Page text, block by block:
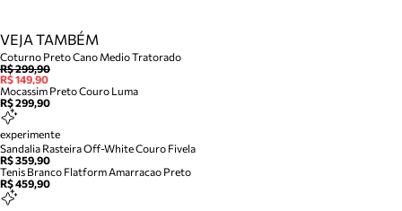
VEJA TAMBÉM
Coturno Preto Cano Medio Tratorado
R$ 299,90
R$ 149,90
Mocassim Preto Couro Luma
R$ 299,90
experimente
Sandalia Rasteira Off-White Couro Fivela
R$ 359,90
Tenis Branco Flatform Amarracao Preto
R$ 459,90